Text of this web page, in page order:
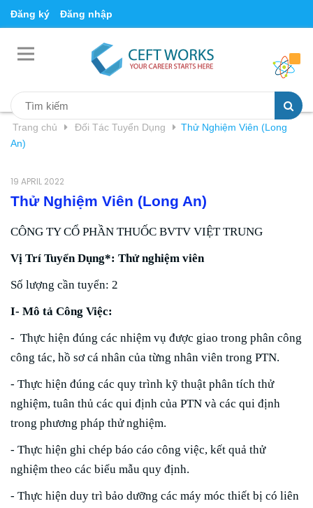
Đăng ký Đăng nhập
Trang chủ Đối Tác Tuyển Dụng
Thử Nghiệm Viên (Long
An)
19 APRIL 2022
Thử Nghiệm Viên (Long An)
CÔNG TY CỔ PHẦN THUỐC BVTV VIỆT TRUNG
Vị Trí Tuyển Dụng*: Thử nghiệm viên
Số lượng cần tuyển: 2
I- Mô tả Công Việc:
- Thực hiện đúng các nhiệm vụ được giao trong phân công
công tác, hồ sơ cá nhân của từng nhân viên trong PTN.
- Thực hiện đúng các quy trình kỹ thuật phân tích thử
nghiệm, tuân thủ các qui định của PTN và các qui định
trong phương pháp thử nghiệm.
- Thực hiện ghi chép báo cáo công việc, kết quả thử
nghiệm theo các biểu mẫu quy định.
- Thực hiện duy trì bảo dưỡng các máy móc thiết bị có liên